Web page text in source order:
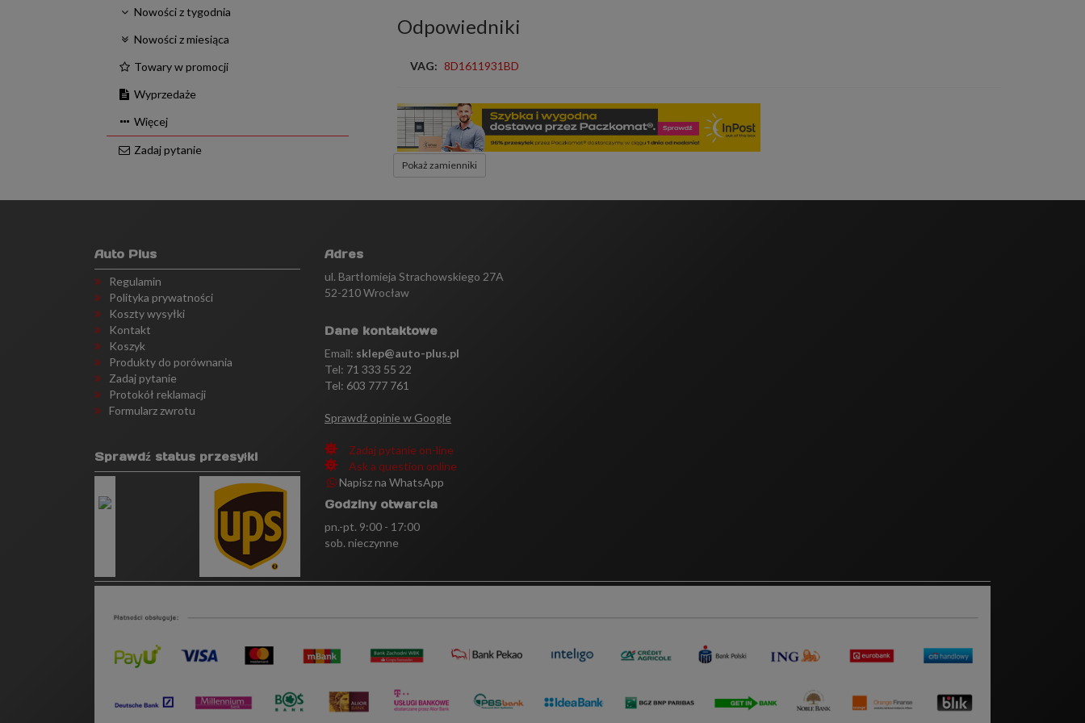
Nowości z tygodnia
Nowości z miesiąca
Towary w promocji
Wyprzedaże
Więcej
Zadaj pytanie
Odpowiedniki
VAG: 8D1611931BD
Pokaż zamienniki
Auto Plus
Regulamin
Polityka prywatności
Koszty wysyłki
Kontakt
Koszyk
Produkty do porównania
Zadaj pytanie
Protokół reklamacji
Formularz zwrotu
Sprawdź status przesyłki
Adres
ul. Bartłomieja Strachowskiego 27A
52-210 Wrocław
Dane kontaktowe
Email: sklep@auto-plus.pl
Tel: 71 333 55 22
Tel: 603 777 761
Sprawdź opinie w Google
Zadaj pytanie on-line
Ask a question online
Napisz na WhatsApp
Godziny otwarcia
pn.-pt. 9:00 - 17:00
sob. nieczynne